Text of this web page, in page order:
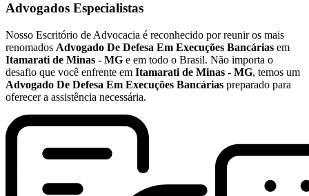
Advogados Especialistas
Nosso Escritório de Advocacia é reconhecido por reunir os mais
renomados Advogado De Defesa Em Execuções Bancárias em
Itamarati de Minas - MG e em todo o Brasil. Não importa o
desafio que você enfrente em Itamarati de Minas - MG, temos um
Advogado De Defesa Em Execuções Bancárias preparado para
oferecer a assistência necessária.